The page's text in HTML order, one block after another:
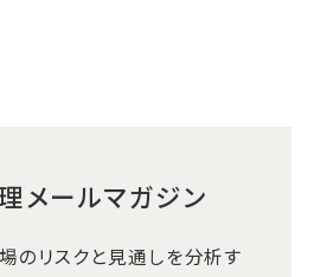
メールマガジン
のリスクと見通しを分析す